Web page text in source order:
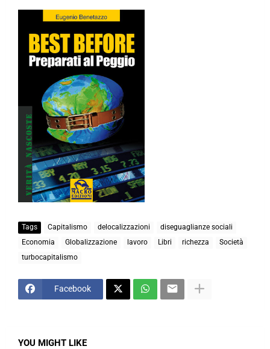
Tags Capitalismo delocalizzazioni
diseguaglianze sociali
Economia
Globalizzazione lavoro Libri richezza
Società
turbocapitalismo
Facebook
YOU MIGHT LIKE